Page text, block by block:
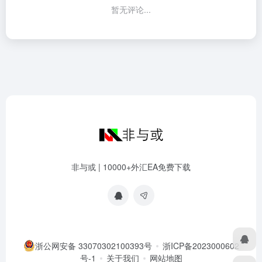
暂无评论...
非与或 | 10000+外汇EA免费下载
浙公网安备 33070302100393号
浙ICP备2023000602
号-1
关于我们 网站地图